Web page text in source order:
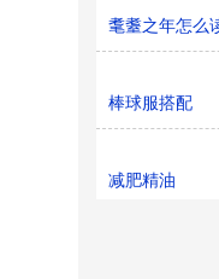
耄耋之年怎么
棒球服搭配
减肥精油